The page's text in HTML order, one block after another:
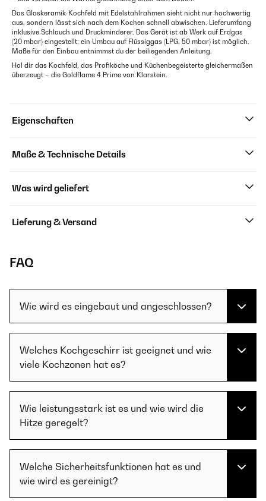
Das Glaskeramik-Kochfeld mit Edelstahlrahmen sieht nicht nur hochwertig
aus, sondern lässt sich nach dem Kochen schnell abwischen. Lieferumfang
inklusive Schlauch und Druckminderer. Das Gerät ist ab Werk auf Erdgas
(20 mbar) eingestellt; ein Umbau auf Flüssiggas (LPG, 50 mbar) ist möglich.
Maße für den Einbau entnimmst du der beiliegenden Anleitung.
Hol dir das Kochfeld, das Profiköche und Küchenbegeisterte gleichermaßen
überzeugt – die Goldflame 4 Prime von Klarstein.
Eigenschaften
Maße & Technische Details
Was wird geliefert
Lieferung & Versand
FAQ
Wie wird es eingebaut und angeschlossen?
Welches Kochgeschirr ist geeignet und wie
viele Kochzonen hat es?
Wie leistungsstark ist es und wie wird die
Hitze geregelt?
Welche Sicherheitsfunktionen hat es und
wie wird es gereinigt?